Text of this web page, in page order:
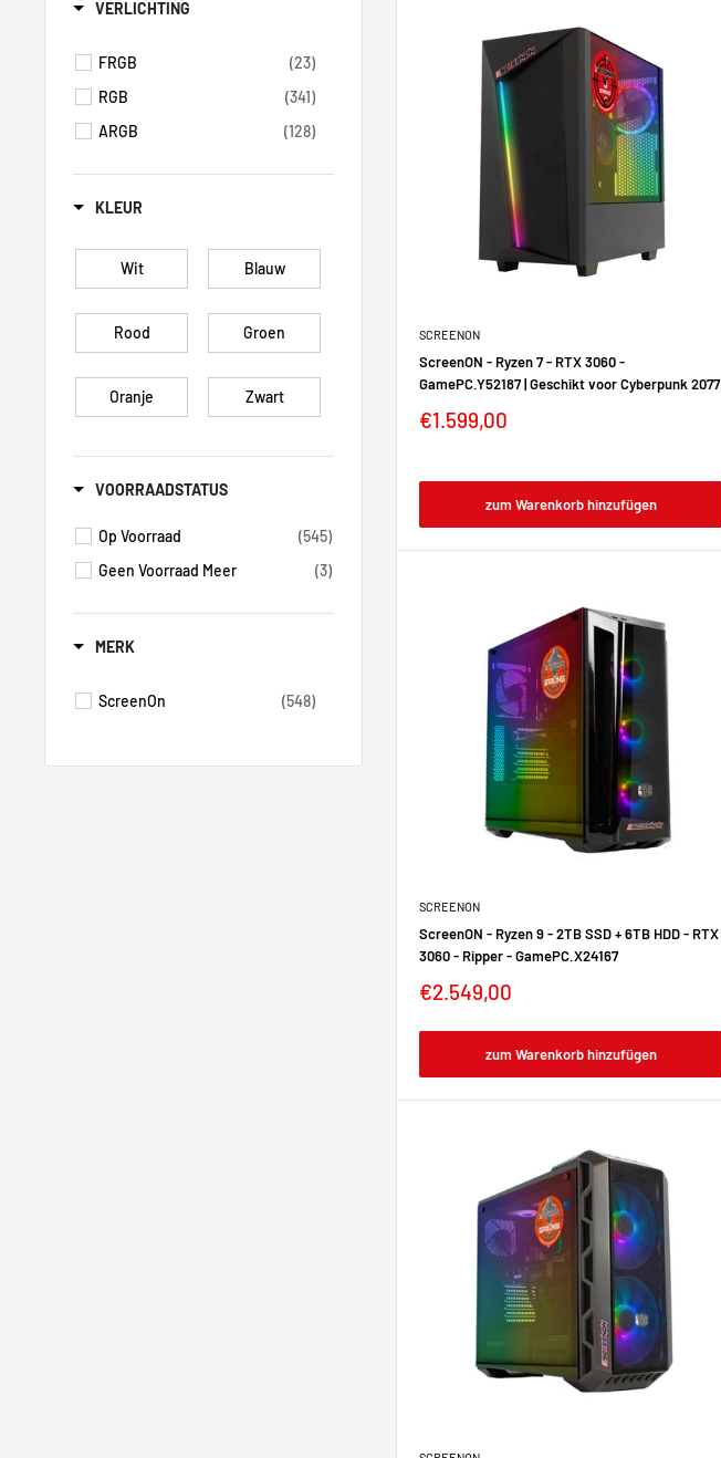
VERLICHTING
FRGB
(23)
RGB
(341)
ARGB
(128)
KLEUR
Wit Blauw
Rood Groen
Oranje Zwart
VOORRAADSTATUS
Op Voorraad
(545)
Geen Voorraad Meer
(3)
MERK
ScreenOn (548)
SCREENON
ScreenON - Ryzen 7 - RTX 3060 -
GamePC.Y52187 | Geschikt voor Cyberpunk 2077
€1.599,00
zum Warenkorb hinzufügen
SCREENON
ScreenON - Ryzen 9 - 2TB SSD + 6TB HDD - RTX
3060 - Ripper - GamePC.X24167
€2.549,00
zum Warenkorb hinzufügen